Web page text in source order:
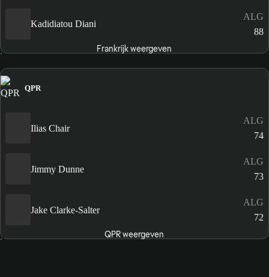
Kadidiatou Diani
ALG
88
Frankrijk weergeven
QPR
Ilias Chair
ALG
74
Jimmy Dunne
ALG
73
Jake Clarke-Salter
ALG
72
QPR weergeven